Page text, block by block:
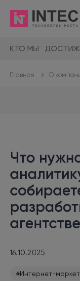
КТО МЫ
Главная О
Что
агентстве
16.10.2025
#Интернет-